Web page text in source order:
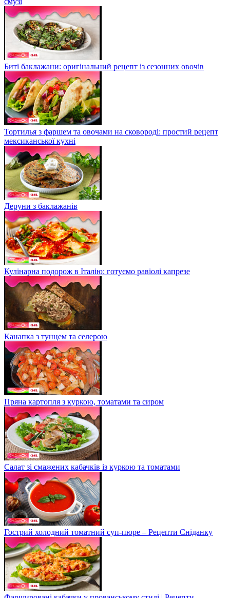
Понеділкова канапка з паштетом Мутабаль
Цей напій врятує від спеки! Рецепт освіжаючого ягідного
смузі
Биті баклажани: оригінальний рецепт із сезонних овочів
Тортилья з фаршем та овочами на сковороді: простий рецепт
мексиканської кухні
Деруни з баклажанів
Кулінарна подорож в Італію: готуємо равіолі капрезе
Канапка з тунцем та селерою
Пряна картопля з куркою, томатами та сиром